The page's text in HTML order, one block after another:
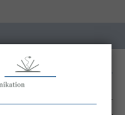
von 0,9% Natriumchlorid-
kritisch hinterfragt.